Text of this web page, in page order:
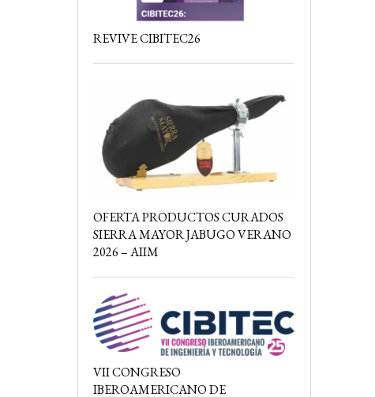
REVIVE CIBITEC26
OFERTA PRODUCTOS CURADOS
SIERRA MAYOR JABUGO VERANO
2026 – AIIM
VII CONGRESO
IBEROAMERICANO DE